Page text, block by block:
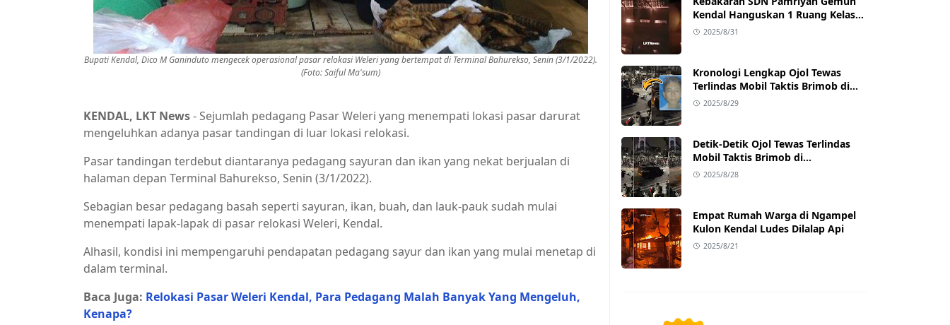
Bupati Kendal, Dico M Ganinduto mengecek operasional pasar relokasi Weleri yang bertempat di Terminal Bahurekso, Senin (3/1/2022).
(Foto: Saiful Ma'sum)
KENDAL, LKT News- Sejumlah pedagang Pasar Weleri yang menempati lokasi pasar darurat
mengeluhkan adanya pasar tandingan di luar lokasi relokasi.
Pasar tandingan terdebut diantaranya pedagang sayuran dan ikan yang nekat berjualan di
halaman depan Terminal Bahurekso, Senin (3/1/2022).
Sebagian besar pedagang basah seperti sayuran, ikan, buah, dan lauk-pauk sudah mulai
menempati lapak-lapak di pasar relokasi Weleri, Kendal.
Alhasil, kondisi ini mempengaruhi pendapatan pedagang sayur dan ikan yang mulai menetap di
dalam terminal.
Baca Juga: Relokasi Pasar Weleri Kendal, Para Pedagang Malah Banyak Yang Mengeluh,
Kenapa?
Kendal Hanguskan 1 Ruang Kelas
dan Toilet
2025/8/31
Kronologi Lengkap Ojol Tewas
Terlindas Mobil Taktis Brimob di
Pejompongan, Ternyata Sedang
2025/8/29
Detik-Detik Ojol Tewas Terlindas
Mobil Taktis Brimob di
Pejompongan, Viral di Medsos
2025/8/28
Empat Rumah Warga di Ngampel
Kulon Kendal Ludes Dilalap Api
2025/8/21